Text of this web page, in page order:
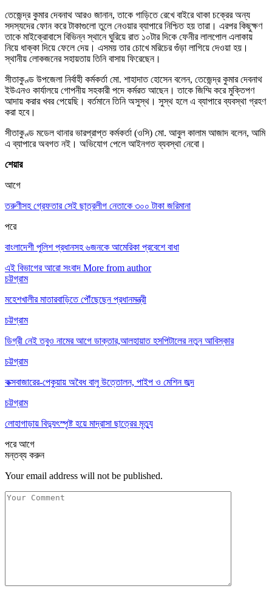
তেজেন্দ্র কুমার দেবনাথ আরও জানান, তাকে গাড়িতে রেখে বাইরে থাকা চক্রের অন্য
সদস্যদের ফোন করে টাকাগুলো তুলে নেওয়ার ব্যাপারে নিশ্চিত হয় তারা। এরপর কিছুক্ষণ
তাকে মাইক্রোবাসে বিভিন্ন স্থানে ঘুরিয়ে রাত ১০টার দিকে ফেনীর লালপোল এলাকায়
নিয়ে ধাক্কা দিয়ে ফেলে দেয়। এসময় তার চোখে মরিচের গুঁড়া লাগিয়ে দেওয়া হয়।
স্থানীয় লোকজনের সহায়তায় তিনি বাসায় ফিরেছেন।
সীতাকুণ্ড উপজেলা নির্বাহী কর্মকর্তা মো. শাহাদাত হোসেন বলেন, তেজেন্দ্র কুমার দেবনাথ
ইউএনও কার্যালয়ে গোপনীয় সহকারী পদে কর্মরত আছেন। তাকে জিম্মি করে মুক্তিপণ
আদায় করার খবর পেয়েছি। বর্তমানে তিনি অসুস্থ। সুস্থ হলে এ ব্যাপারে ব্যবস্থা গ্রহণ
করা হবে।
সীতাকুণ্ড মডেল থানার ভারপ্রাপ্ত কর্মকর্তা (ওসি) মো. আবুল কালাম আজাদ বলেন, আমি
এ ব্যাপারে অবগত নই। অভিযোগ পেলে আইনগত ব্যবস্থা নেবো।
শেয়ার
আগে
তরুণীসহ গ্রেফতার সেই ছাত্রলীগ নেতাকে ৩০০ টাকা জরিমানা
পরে
বাংলাদেশী পুলিশ প্রধানসহ ৬জনকে আমেরিকা প্রবেশে বাধা
এই বিভাগের আরো সংবাদ More from author
চট্টগ্রাম
মহেশখালীর মাতারবাড়িতে পৌঁছেছেন প্রধানমন্ত্রী
চট্টগ্রাম
ডিগ্রী নেই তবুও নামের আগে ডাক্তার,আলহায়াত হসপিটালের নতুন আবিস্কার
চট্টগ্রাম
কক্সবাজারের-পেকুয়ায় অবৈধ বালু উত্তোলন, পাইপ ও মেশিন জব্দ
চট্টগ্রাম
লোহাগাড়ায় বিদ্যুৎস্পৃষ্ট হয়ে মাদ্রাসা ছাত্রের মৃত্যু
পরেআগে
মন্তব্য করুন
Your email address will not be published.